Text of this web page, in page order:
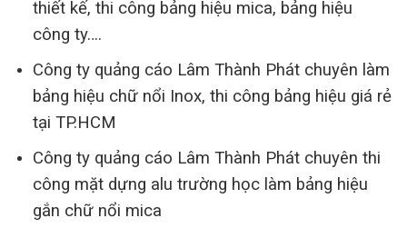
thiết kế, thi công bảng hiệu mica, bảng hiệu
công ty….
Công ty quảng cáo Lâm Thành Phát chuyên làm
bảng hiệu chữ nổi Inox, thi công bảng hiệu giá rẻ
tại TP.HCM
Công ty quảng cáo Lâm Thành Phát chuyên thi
công mặt dựng alu trường học làm bảng hiệu
gắn chữ nổi mica